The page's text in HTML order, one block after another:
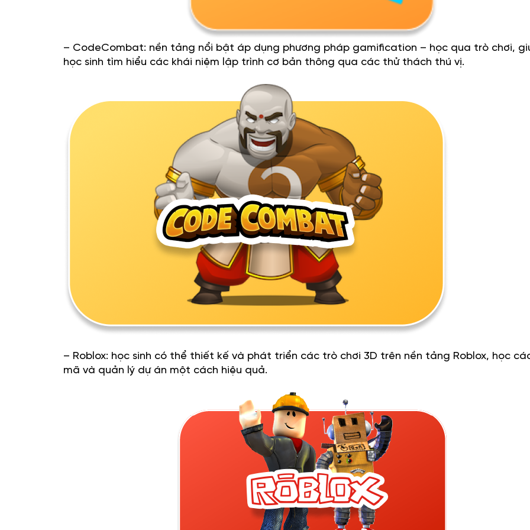
– CodeCombat: nền tảng nổi bật áp dụng phương pháp gamification – học qua trò chơi,
học sinh tìm hiểu các khái niệm lập trình cơ bản thông qua các thử thách thú vị.
– Roblox: học sinh có thể thiết kế và phát triển các trò chơi 3D trên nền tảng Roblox, học
mã và quản lý dự án một cách hiệu quả.